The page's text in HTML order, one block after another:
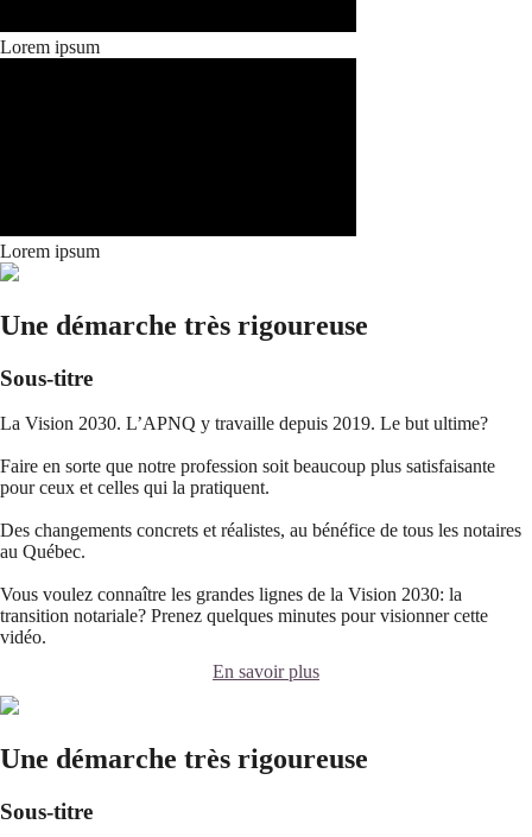
Lorem ipsum
Lorem ipsum
Une démarche très rigoureuse
Sous-titre
La Vision 2030. L’APNQ y travaille depuis 2019. Le but ultime?
Faire en sorte que notre profession soit beaucoup plus satisfaisante
pour ceux et celles qui la pratiquent.
Des changements concrets et réalistes, au bénéfice de tous les notaires
au Québec.
Vous voulez connaître les grandes lignes de la Vision 2030: la
transition notariale? Prenez quelques minutes pour visionner cette
vidéo.
En savoir plus
Une démarche très rigoureuse
Sous-titre